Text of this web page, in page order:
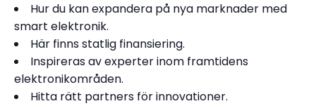
Hur du kan expandera på nya marknader med
smart elektronik.
Här finns statlig finansiering.
Inspireras av experter inom framtidens
elektronikområden.
Hitta rätt partners för innovationer.